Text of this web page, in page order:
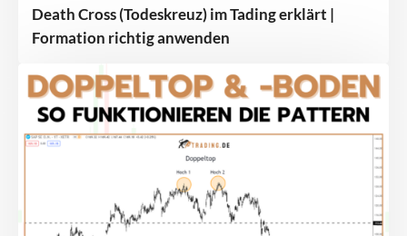
Death Cross (Todeskreuz) im Tading erklärt |
Formation richtig anwenden